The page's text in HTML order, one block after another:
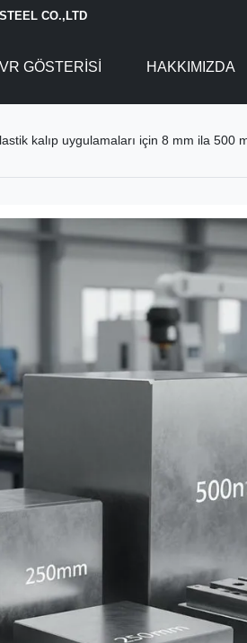
CO.,LTD
VR GÖSTERISI HAKKIMIZDA
kalıp uygulamaları için 8 mm ila 500